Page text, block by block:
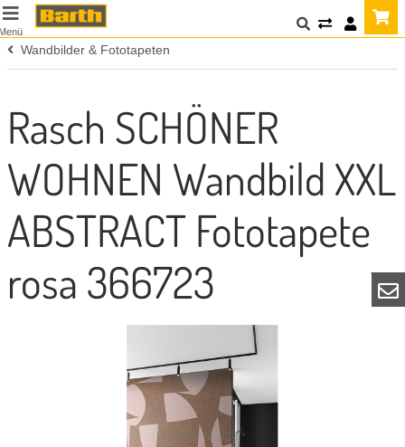
Wandbilder & Fototapeten
Rasch SCHÖNER
WOHNEN Wandbild XXL
ABSTRACT Fototapete
rosa 366723